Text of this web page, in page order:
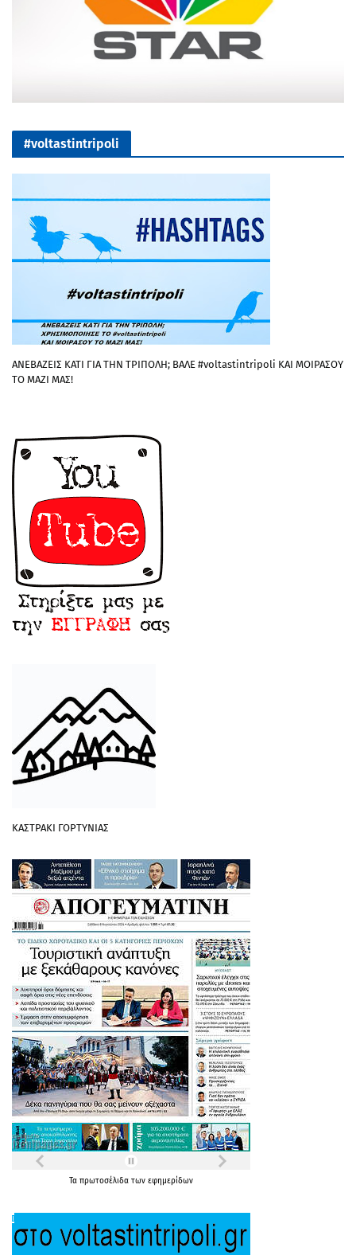
#voltastintripoli
ΑΝΕΒΑΖΕΙΣ ΚΑΤΙ ΓΙΑ ΤΗΝ ΤΡΙΠΟΛΗ; ΒΑΛΕ #voltastintripoli ΚΑΙ ΜΟΙΡΑΣΟΥ
ΤΟ ΜΑΖΙ ΜΑΣ!
ΚΑΣΤΡΑΚΙ ΓΟΡΤΥΝΙΑΣ
Τα πρωτοσέλιδα των εφημερίδων